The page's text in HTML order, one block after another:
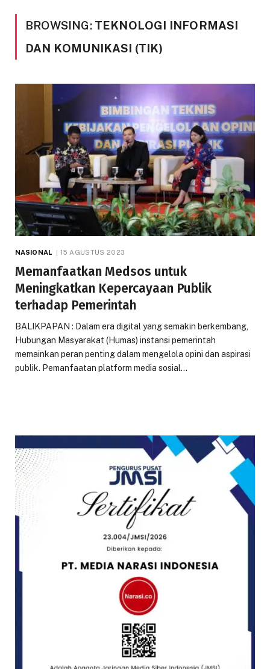
BROWSING: TEKNOLOGI INFORMASI
DAN KOMUNIKASI (TIK)
NASIONAL 15 AGUSTUS 2023
Memanfaatkan Medsos untuk
Meningkatkan Kepercayaan Publik
terhadap Pemerintah
BALIKPAPAN : Dalam era digital yang semakin berkembang,
Hubungan Masyarakat (Humas) instansi pemerintah
memainkan peran penting dalam mengelola opini dan aspirasi
publik. Pemanfaatan platform media sosial…